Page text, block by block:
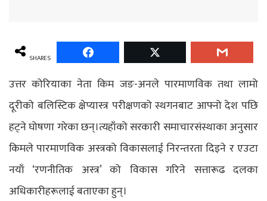
SHARES
उत्तर कोरियाका नेता किम जङ-अनले पारमाणविक तथा लामो
दूरीको बलिस्टिक क्षेप्यास्त्र परीक्षणको स्थगनबाट आफ्नो देश पछि
हट्ने घोषणा गरेका छन्।त्यहाँको सरकारी समाचारसंस्थाका अनुसार
किमले पारमाणविक अस्त्रको विकासलाई निरन्तरता दिइने र एउटा
नयाँ ‘रणनीतिक अस्त्र’ को विकास गरिने सत्तारूढ दलका
अधिकारीहरूलाई बताएका हुन्।